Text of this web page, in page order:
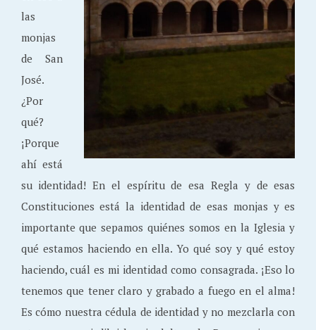
las
monjas
de San
José.
¿Por
qué?
¡Porque
ahí está
su identidad! En el espíritu de esa Regla y de esas
Constituciones está la identidad de esas monjas y es
importante que sepamos quiénes somos en la Iglesia y
qué estamos haciendo en ella. Yo qué soy y qué estoy
haciendo, cuál es mi identidad como consagrada. ¡Eso lo
tenemos que tener claro y grabado a fuego en el alma!
Es cómo nuestra cédula de identidad y no mezclarla con